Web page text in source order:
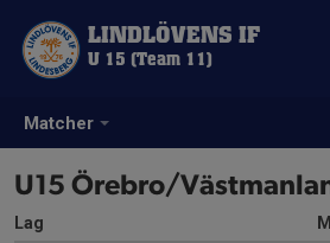
Matcher
LINDLÖVENS IF
U 15 (Team 11)
U15 Örebro/
Lag M